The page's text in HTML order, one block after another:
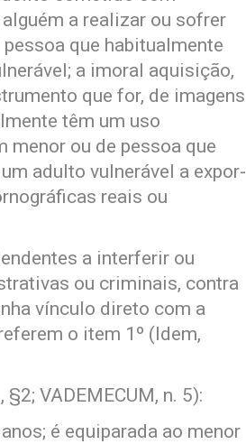
a realizar ou sofrer
que habitualmente
a imoral aquisição,
que for, de imagens
têm um uso
menor ou de pessoa que
adulto vulnerável a expor-
reais ou
a interferir ou
ou criminais, contra
vínculo direto com a
o item 1º (Idem,
VADEMECUM, n. 5):
é equiparada ao menor